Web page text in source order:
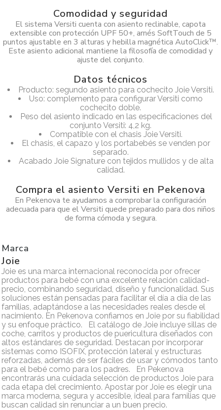
Comodidad y seguridad
El sistema Versiti cuenta con asiento reclinable, capota
extensible con protección UPF 50+, arnés SoftTouch de 5
puntos ajustable en 3 alturas y hebilla magnética AutoClick™.
Este asiento adicional mantiene la filosofía de comodidad y
ajuste del conjunto.
Datos técnicos
Producto: segundo asiento para cochecito Joie Versiti.
Uso: complemento para configurar Versiti como
cochecito doble.
Peso del asiento indicado en las especificaciones del
conjunto Versiti: 4,2 kg.
Compatible con el chasis Joie Versiti.
El chasis, el capazo y los portabebés se venden por
separado.
Acabado Joie Signature con tejidos mullidos y de alta
calidad.
Compra el asiento Versiti en Pekenova
En Pekenova te ayudamos a comprobar la configuración
adecuada para que el Versiti quede preparado para dos niños
de forma cómoda y segura.
Marca
Joie
Joie es una marca internacional reconocida por ofrecer
productos para bebé con una excelente relación calidad-
precio, combinando seguridad, diseño y funcionalidad. Sus
soluciones están pensadas para facilitar el día a día de las
familias, adaptándose a las necesidades reales desde el
nacimiento. En Pekenova confiamos en Joie por su fiabilidad
y su enfoque práctico. El catálogo de Joie incluye sillas de
coche, carritos y productos de puericultura diseñados con
altos estándares de seguridad. Destacan por incorporar
sistemas como ISOFIX, protección lateral y estructuras
reforzadas, además de ser fáciles de usar y cómodos tanto
para el bebé como para los padres. En Pekenova
encontrarás una cuidada selección de productos Joie para
cada etapa del crecimiento. Apostar por Joie es elegir una
marca moderna, segura y accesible, ideal para familias que
buscan calidad sin renunciar a un buen precio.